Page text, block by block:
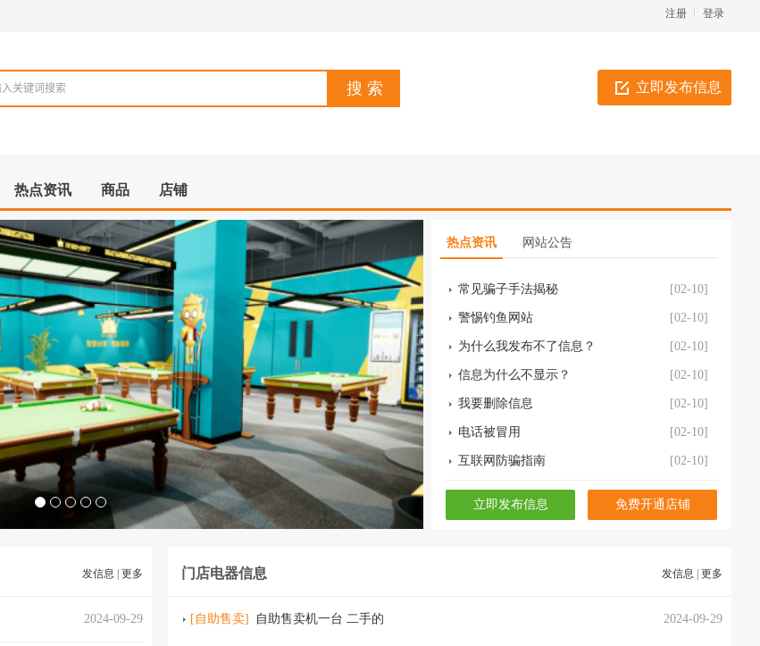
登录
注册
立即发布信息
热点资讯 商品 店铺
热点资讯 网站公告
互联网防骗指南
常见骗子手法揭秘 [02-10]
警惕钓鱼网站 [02-10]
为什么我发布不了信息？ [02-10]
信息为什么不显示？ [02-10]
我要删除信息 [02-10]
电话被冒用 [02-10]
互联网防骗指南 [02-10]
警惕钓鱼网站 [02-10]
立即发布信息 免费开通店铺
发信息 更多
2024-09-29
门店电器信息 发信息 更多
[ 自助售卖] 自助售卖机一台 二手的 2024-09-29